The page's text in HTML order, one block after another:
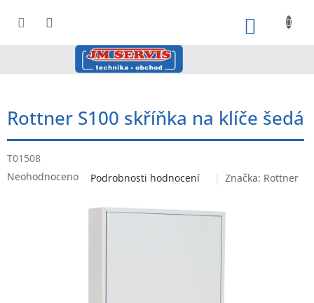
Rottner S100 skříňka na klíče šedá
T01508
Průměrné
Neohodnoceno Podrobnosti hodnocení Značka: Rottner